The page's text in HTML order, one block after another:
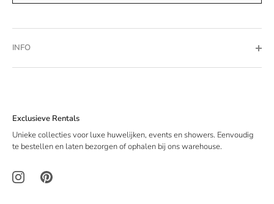
INFO
Exclusieve Rentals
Unieke collecties voor luxe huwelijken, events en showers. Eenvoudig
te bestellen en laten bezorgen of ophalen bij ons warehouse.